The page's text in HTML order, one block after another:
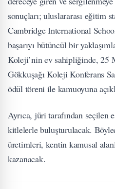
sonuçları; uluslararası eğitim
Cambridge International
başarıyı bütüncül bir
Koleji’nin ev sahipliğinde, 25
Gökkuşağı Koleji Konferans
ödül töreni ile kamuoyuna
Ayrıca, jüri tarafından seçilen
kitlelerle buluşturulacak.
üretimleri, kentin kamusal
kazanacak.